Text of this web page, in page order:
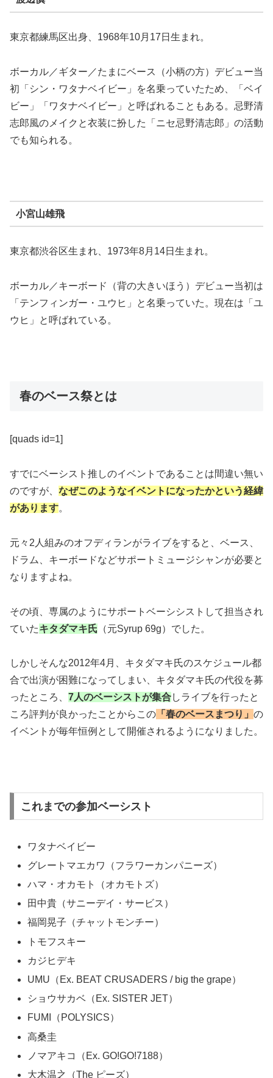
東京都練馬区出身、1968年10月17日生まれ。
ボーカル／ギター／たまにベース（小柄の方）デビュー当
初「シン・ワタナベイビー」を名乗っていたため、「ベイ
ビー」「ワタナベイビー」と呼ばれることもある。忌野清
志郎風のメイクと衣装に扮した「ニセ忌野清志郎」の活動
でも知られる。
小宮山雄飛
東京都渋谷区生まれ、1973年8月14日生まれ。
ボーカル／キーボード（背の大きいほう）デビュー当初は
「テンフィンガー・ユウヒ」と名乗っていた。現在は「ユ
ウヒ」と呼ばれている。
春のベース祭とは
[quads id=1]
すでにベーシスト推しのイベントであることは間違い無い
のですが、 なぜこのようなイベントになったかという経緯
があります。
元々2人組みのオフディランがライブをすると、ベース、
ドラム、キーボードなどサポートミュージシャンが必要と
なりますよね。
その頃、専属のようにサポートベーシシストして担当され
ていたキタダマキ氏 （元Syrup 69g）でした。
しかしそんな2012年4月、キタダマキ氏のスケジュール都
合で出演が困難になってしまい、キタダマキ氏の代役を募
ったところ、 7人のベーシストが集合しライブを行ったと
ころ評判が良かったことからこの 「春のベースまつり」 の
イベントが毎年恒例として開催されるようになりました。
これまでの参加ベーシスト
ワタナベイビー
グレートマエカワ（フラワーカンパニーズ）
ハマ・オカモト（オカモトズ）
田中貴（サニーデイ・サービス）
福岡晃子（チャットモンチー）
トモフスキー
カジヒデキ
UMU（Ex. BEAT CRUSADERS / big the grape）
ショウサカベ（Ex. SISTER JET）
FUMI（POLYSICS）
高桑圭
ノマアキコ（Ex. GO!GO!7188）
大木温之（The ピーズ）